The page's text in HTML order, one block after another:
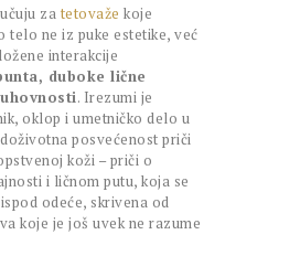
za tetovaže koje
telo ne iz puke estetike, već
interakcije
duboke lične
. Irezumi je
oklop i umetničko delo u
posvećenost priči
koži – priči o
i ličnom putu, koja se
odeće, skrivena od
koje je još uvek ne razume